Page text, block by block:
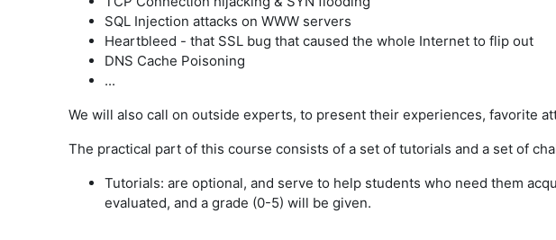
SQL Injection attacks on WWW servers
Heartbleed - that SSL bug that caused the whole Internet to flip out
DNS Cache Poisoning
...
We will also call on outside experts, to present their experiences, favorite
The practical part of this course consists of a set of tutorials and a set of
Tutorials: are optional, and serve to help students who need them
evaluated, and a grade (0-5) will be given.